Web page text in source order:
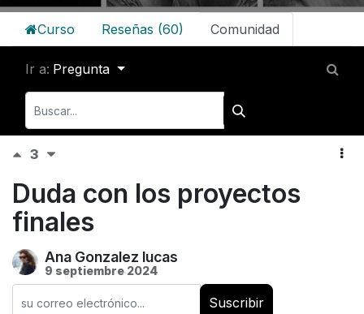
Curso Reseñas (60) Comunidad
Ir a: Pregunta
3
Duda con los proyectos
finales
Ana Gonzalez lucas
9 septiembre 2024
Suscribir